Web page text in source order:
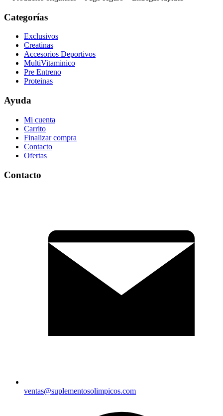
Categorías
Exclusivos
Creatinas
Accesorios Deportivos
MultiVitaminico
Pre Entreno
Proteinas
Ayuda
Mi cuenta
Carrito
Finalizar compra
Contacto
Ofertas
Contacto
ventas@suplementosolimpicos.com